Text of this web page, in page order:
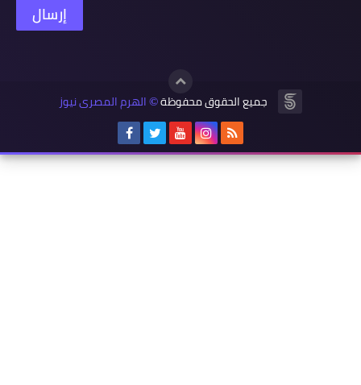
جميع الحقوق محفوظة© الهرم المصرى نيوز